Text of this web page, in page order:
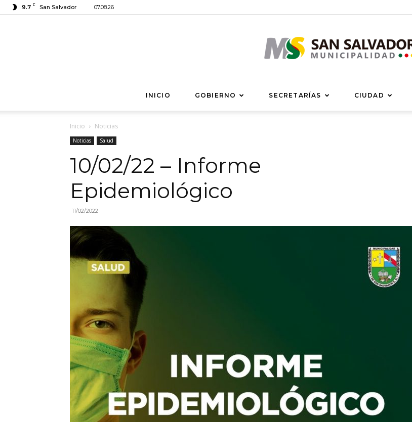
9.7 C San Salvador 07.08.26
Municipalidad
INICIO GOBIERNO SECRETARÍAS CIUDAD
Inicio Noticias
Noticias Salud
10/02/22 – Informe
Epidemiológico
11/02/2022